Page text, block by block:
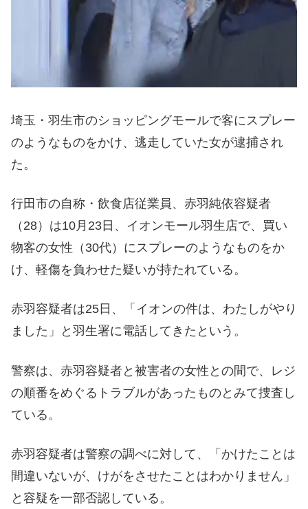
埼玉・羽生市のショッピングモールで客にスプレー
のようなものをかけ、逃走していた女が逮捕され
た。
行田市の自称・飲食店従業員、赤羽純依容疑者
（28）は10月23日、イオンモール羽生店で、買い
物客の女性（30代）にスプレーのようなものをか
け、軽傷を負わせた疑いが持たれている。
赤羽容疑者は25日、「イオンの件は、わたしがやり
ました」と羽生署に電話してきたという。
警察は、赤羽容疑者と被害者の女性との間で、レジ
の順番をめぐるトラブルがあったものとみて捜査し
ている。
赤羽容疑者は警察の調べに対して、「かけたことは
間違いないが、けがをさせたことはわかりません」
と容疑を一部否認している。